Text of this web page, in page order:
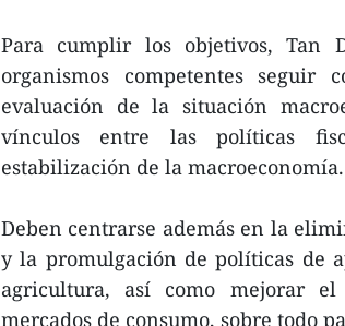
Para cumplir los objetivos, Tan
organismos competentes
evaluación de la situación
vínculos entre las políticas
estabilización de la macroeconomía.
Deben centrarse además en la
y la promulgación de políticas de
agricultura, así como mejorar
mercados de consumo, sobre todo